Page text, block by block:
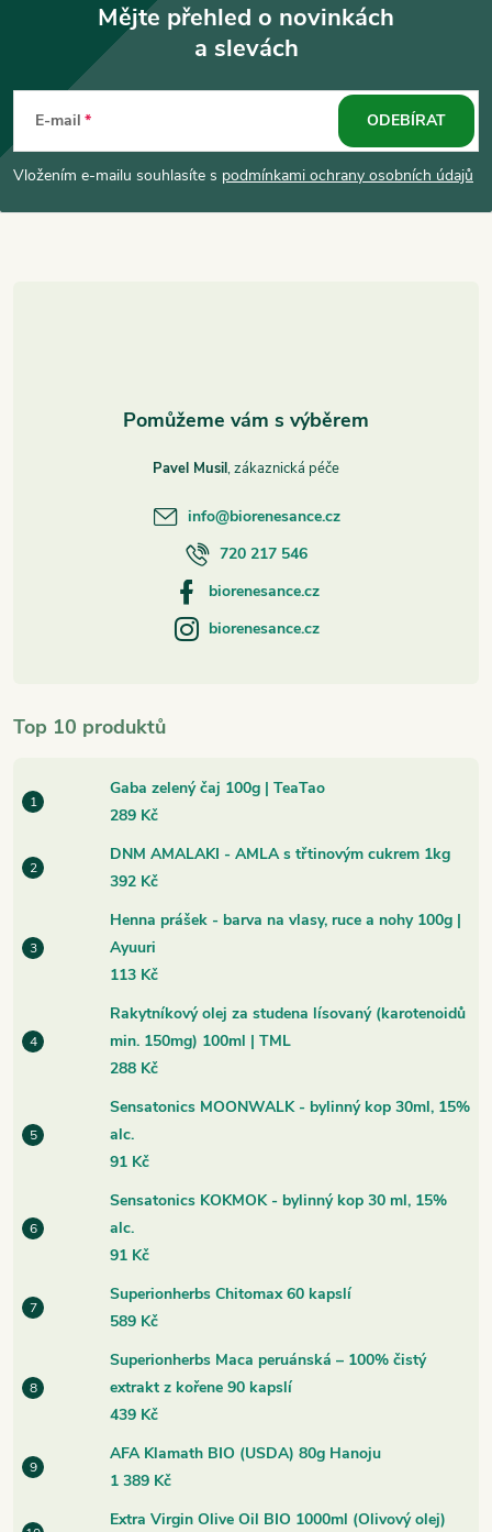
p
Mějte přehled o novinkách
a slevách
E-mail
Vložením e-mailu souhlasíte s podmínkami ochrany osobních údajů
ODEBÍRAT
Top 10 produktů
Gaba zelený čaj 100g | TeaTao
289 Kč
DNM AMALAKI - AMLA s třtinovým cukrem 1kg
392 Kč
Henna prášek - barva na vlasy, ruce a nohy 100g |
Ayuuri
113 Kč
Rakytníkový olej za studena lísovaný (karotenoidů
min. 150mg) 100ml | TML
288 Kč
Sensatonics MOONWALK - bylinný kop 30ml, 15%
alc.
91 Kč
Sensatonics KOKMOK - bylinný kop 30 ml, 15%
alc.
91 Kč
Superionherbs Chitomax 60 kapslí
589 Kč
Superionherbs Maca peruánská – 100% čistý
extrakt z kořene 90 kapslí
439 Kč
AFA Klamath BIO (USDA) 80g Hanoju
1 389 Kč
Extra Virgin Olive Oil BIO 1000ml (Olivový olej)
Pavel Musil
info@biorenesance.cz
720 217 546
biorenesance.cz
biorenesance.cz